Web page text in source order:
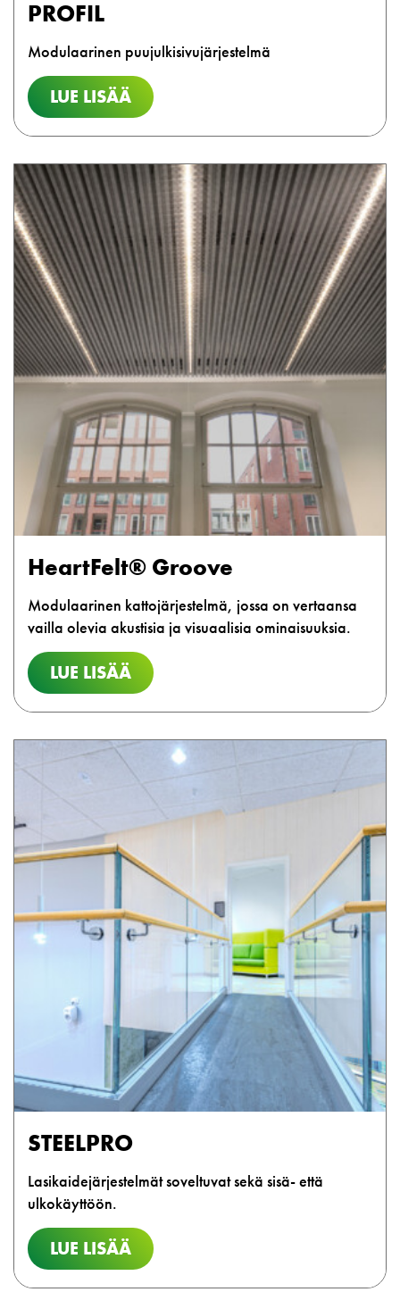
PROFIL
Modulaarinen puujulkisivujärjestelmä
LUE LISÄÄ
HeartFelt® Groove
Modulaarinen kattojärjestelmä, jossa on vertaansa
vailla olevia akustisia ja visuaalisia ominaisuuksia.
LUE LISÄÄ
STEELPRO
Lasikaidejärjestelmät soveltuvat sekä sisä- että
ulkokäyttöön.
LUE LISÄÄ